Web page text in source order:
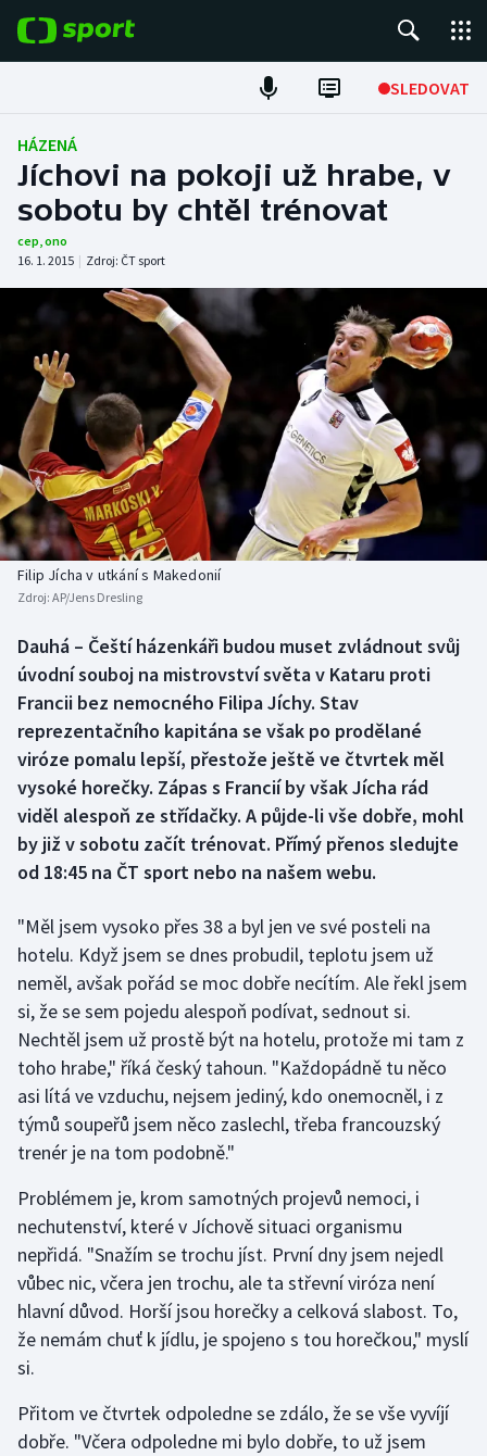
SLEDOVAT
Fotbal
Hokej
Tenis
Atletika
Cyklistika
DALŠÍ SPORTY
Americký fotbal
Baseball a softbal
Basketbal
Biatlon
Boby a skeleton
Box
Curling
Dostihy
Florbal
Futsal
Golf
Gymnastika
Házená
Jezdectví
Krasobruslení
Lezení
Lyže a snowboard
Motorsport
NEPŘEHLÉDNĚTE
Soutěže
Historické návraty
Aplikace ČT sport
AZ kvíz
HÁZENÁ
Jíchovi na pokoji už hrabe, v
sobotu by chtěl trénovat
cep,ono
16. 1. 2015 | Zdroj: ČT sport
Filip Jícha v utkání s Makedonií
Zdroj: AP/Jens Dresling
Dauhá – Čeští házenkáři budou muset zvládnout svůj
úvodní souboj na mistrovství světa v Kataru proti
Francii bez nemocného Filipa Jíchy. Stav
reprezentačního kapitána se však po prodělané
viróze pomalu lepší, přestože ještě ve čtvrtek měl
vysoké horečky. Zápas s Francií by však Jícha rád
viděl alespoň ze střídačky. A půjde-li vše dobře, mohl
by již v sobotu začít trénovat. Přímý přenos sledujte
od 18:45 na ČT sport nebo na našem webu.
"Měl jsem vysoko přes 38 a byl jen ve své posteli na
hotelu. Když jsem se dnes probudil, teplotu jsem už
neměl, avšak pořád se moc dobře necítím. Ale řekl jsem
si, že se sem pojedu alespoň podívat, sednout si.
Nechtěl jsem už prostě být na hotelu, protože mi tam z
toho hrabe," říká český tahoun. "Každopádně tu něco
asi lítá ve vzduchu, nejsem jediný, kdo onemocněl, i z
týmů soupeřů jsem něco zaslechl, třeba francouzský
trenér je na tom podobně."
Problémem je, krom samotných projevů nemoci, i
nechutenství, které v Jíchově situaci organismu
nepřidá. "Snažím se trochu jíst. První dny jsem nejedl
vůbec nic, včera jen trochu, ale ta střevní viróza není
hlavní důvod. Horší jsou horečky a celková slabost. To,
že nemám chuť k jídlu, je spojeno s tou horečkou," myslí
si.
Přitom ve čtvrtek odpoledne se zdálo, že se vše vyvíjí
dobře. "Včera odpoledne mi bylo dobře, to už jsem